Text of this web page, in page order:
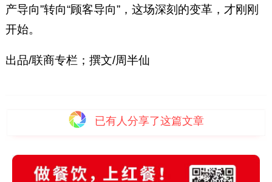
产导向”转向“顾客导向”，这场深刻的变革，才刚刚
开始。
出品/联商专栏；撰文/周半仙
已有 人分享了这篇文章